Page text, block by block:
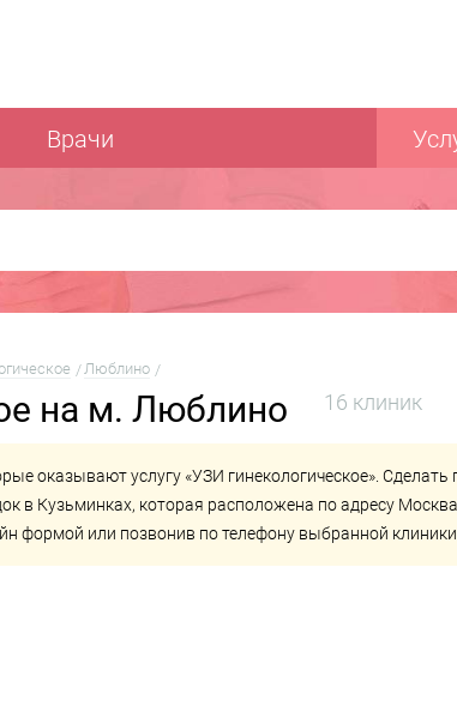
Врачи
Люблино
на м. Люблино 16 клиник
оказывают услугу «УЗИ гинекологическое».
в Кузьминках, которая расположена по адресу
формой или позвонив по телефону выбранной клиники.